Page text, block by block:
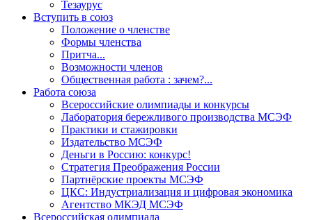
Тезаурус
Вступить в союз
Положение о членстве
Формы членства
Притча...
Возможности членов
Общественная работа : зачем?...
Работа союза
Всероссийские олимпиады и конкурсы
Лаборатория бережливого производства МСЭФ
Практики и стажировки
Издательство МСЭФ
Деньги в Россию: конкурс!
Стратегия Преображения России
Партнёрские проекты МСЭФ
ЦКС: Индустриализация и цифровая экономика
Агентство МКЭД МСЭФ
Всероссийская олимпиада